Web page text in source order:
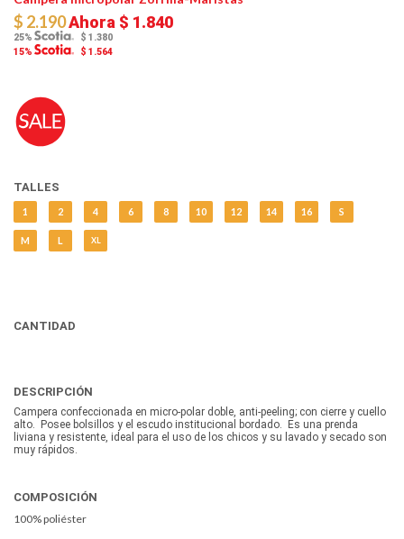
$ 2.190Ahora $ 1.840
25%
$ 1.380
15%
$ 1.564
TALLES
1 2 4 6 8 10 12 14 16 S
M L XL
CANTIDAD
DESCRIPCIÓN
Campera confeccionada en micro-polar doble, anti-peeling; con cierre y cuello
alto. Posee bolsillos y el escudo institucional bordado. Es una prenda
liviana y resistente, ideal para el uso de los chicos y su lavado y secado son
muy rápidos.
COMPOSICIÓN
100% poliéster